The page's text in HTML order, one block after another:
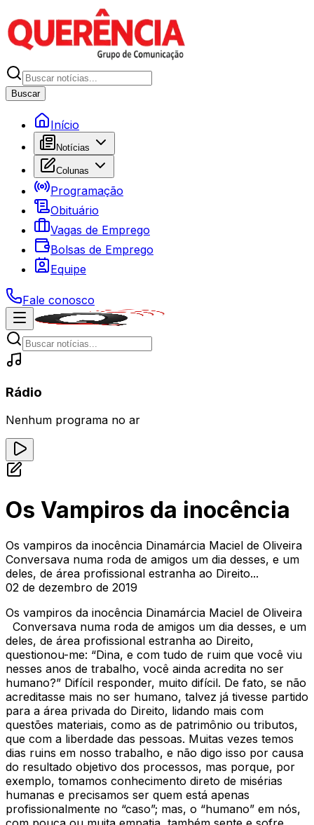
Buscar
Início
Notícias
Colunas
Programação
Obituário
Vagas de Emprego
Bolsas de Emprego
Equipe
Fale conosco
Rádio
Nenhum programa no ar
Os Vampiros da inocência
Os vampiros da inocência Dinamárcia Maciel de Oliveira
Conversava numa roda de amigos um dia desses, e um
deles, de área profissional estranha ao Direito...
02 de dezembro de 2019
Os vampiros da inocência Dinamárcia Maciel de Oliveira
Conversava numa roda de amigos um dia desses, e um
deles, de área profissional estranha ao Direito,
questionou-me: “Dina, e com tudo de ruim que você viu
nesses anos de trabalho, você ainda acredita no ser
humano?” Difícil responder, muito difícil. De fato, se não
acreditasse mais no ser humano, talvez já tivesse partido
para a área privada do Direito, lidando mais com
questões materiais, como as de patrimônio ou tributos,
que com a liberdade das pessoas. Muitas vezes temos
dias ruins em nosso trabalho, e não digo isso por causa
do resultado objetivo dos processos, mas porque, por
exemplo, tomamos conhecimento direto de misérias
humanas e precisamos ser quem está apenas
profissionalmente no “caso”; mas, o “humano” em nós,